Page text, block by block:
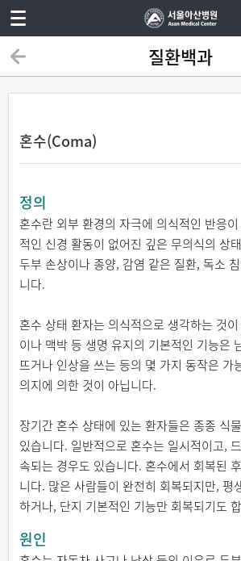
질환백과
혼수(Coma)
정의
혼수란 외부 환경의 자극에 의식적인 반응
적인 신경 활동이 없어진 깊은 무의식의 상
두부 손상이나 종양, 감염 같은 질환, 독소
니다.
혼수 상태 환자는 의식적으로 생각하는 것
이나 맥박 등 생명 유지의 기본적인 기능은
뜨거나 인상을 쓰는 등의 몇 가지 동작은 가
의지에 의한 것이 아닙니다.
장기간 혼수 상태에 있는 환자들은 종종 식
있습니다. 일반적으로 혼수는 일시적이고,
속되는 경우도 있습니다. 혼수에서 회복된
니다. 많은 사람들이 완전히 회복되지만, 평
하거나, 단지 기본적인 기능만 회복되기도
원인